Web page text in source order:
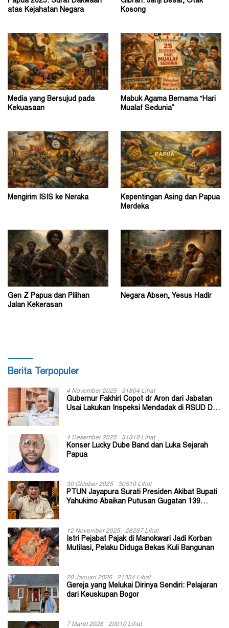
atas Kejahatan Negara
Kosong
Media yang Bersujud pada
Kekuasaan
Mabuk Agama Bernama “Hari
Mualaf Sedunia”
Mengirim ISIS ke Neraka
Kepentingan Asing dan Papua
Merdeka
Gen Z Papua dan Pilihan
Jalan Kekerasan
Negara Absen, Yesus Hadir
Berita Terpopuler
4 November 2025 31804 Lihat
Gubernur Fakhiri Copot dr Aron dari Jabatan
Usai Lakukan Inspeksi Mendadak di RSUD Dok
4 Desember 2025 31310 Lihat
Konser Lucky Dube Band dan Luka Sejarah
Papua
30 Oktober 2025 30510 Lihat
PTUN Jayapura Surati Presiden Akibat Bupati
Yahukimo Abaikan Putusan Gugatan 139
12 November 2025 28287 Lihat
Istri Pejabat Pajak di Manokwari Jadi Korban
Mutilasi, Pelaku Diduga Bekas Kuli Bangunan
20 Januari 2026 21334 Lihat
Gereja yang Melukai Dirinya Sendiri: Pelajaran
dari Keuskupan Bogor
7 Maret 2026 20010 Lihat